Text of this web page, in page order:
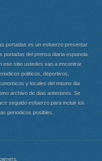
portadas es un esfuerzo presentar
portadas del prensa diaria espanola.
ese sitio ustedes van a encontrar
politicos, deportivos,
y locales del mismo dia
archivo de dias anteriores. Se
seguido esfuerzo para incluir los
periodicos posibles.